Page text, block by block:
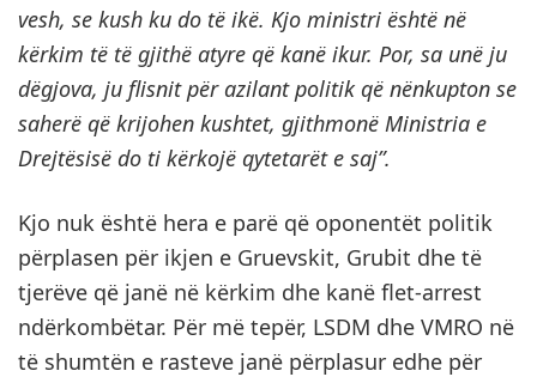
vesh, se kush ku do të ikë. Kjo ministri është në
kërkim të të gjithë atyre që kanë ikur. Por, sa unë ju
dëgjova, ju flisnit për azilant politik që nënkupton se
saherë që krijohen kushtet, gjithmonë Ministria e
Drejtësisë do ti kërkojë qytetarët e saj”.
Kjo nuk është hera e parë që oponentët politik
përplasen për ikjen e Gruevskit, Grubit dhe të
tjerëve që janë në kërkim dhe kanë flet-arrest
ndërkombëtar. Për më tepër, LSDM dhe VMRO në
të shumtën e rasteve janë përplasur edhe për